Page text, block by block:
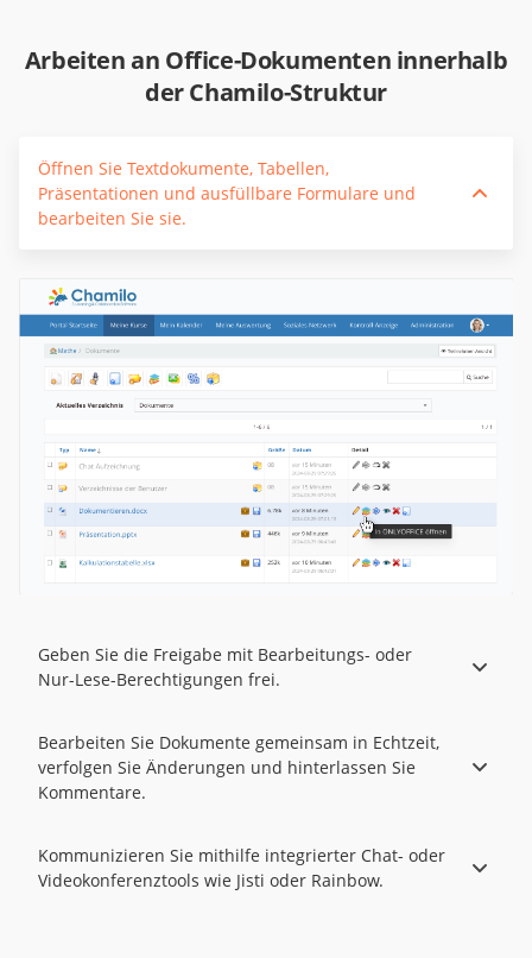
Arbeiten an Office-Dokumenten innerhalb
der Chamilo-Struktur
Öffnen Sie Textdokumente, Tabellen,
Präsentationen und ausfüllbare Formulare und
bearbeiten Sie sie.
Geben Sie die Freigabe mit Bearbeitungs- oder
Nur-Lese-Berechtigungen frei.
Bearbeiten Sie Dokumente gemeinsam in Echtzeit,
verfolgen Sie Änderungen und hinterlassen Sie
Kommentare.
Kommunizieren Sie mithilfe integrierter Chat- oder
Videokonferenztools wie Jisti oder Rainbow.